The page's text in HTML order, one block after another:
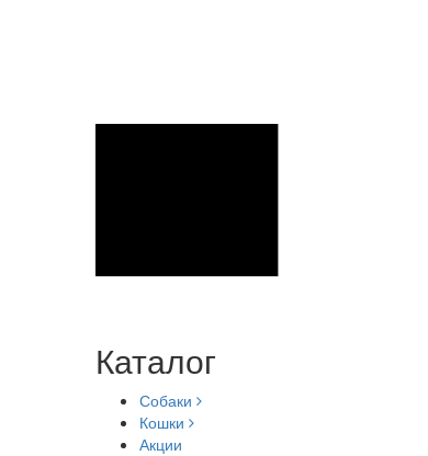
Каталог
Собаки
Кошки
Акции